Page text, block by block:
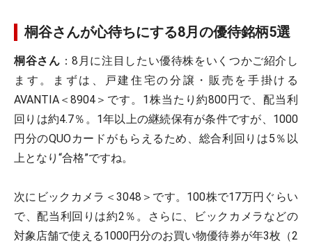
桐谷さんが心待ちにする8月の優待銘柄5選
桐谷さん ：8月に注目したい優待株をいくつかご紹介し
ます。まずは、戸建住宅の分譲・販売を手掛ける
AVANTIA＜8904＞です。1株当たり約800円で、配当利
回りは約4.7％。1年以上の継続保有が条件ですが、1000
円分のQUOカードがもらえるため、総合利回りは5％以
上となり“合格”ですね。
次にビックカメラ＜3048＞です。100株で17万円ぐらい
で、配当利回りは約2％。さらに、ビックカメラなどの
対象店舗で使える1000円分のお買い物優待券が年3枚（2